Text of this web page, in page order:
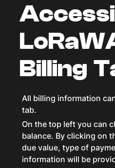
Billing
All billing information
tab.
On the top left you can
balance. By clicking on
due value, type of
information will be